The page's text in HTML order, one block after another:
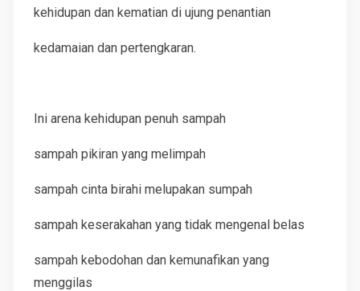
kehidupan dan kematian di ujung penantian
kedamaian dan pertengkaran.
Ini arena kehidupan penuh sampah
sampah pikiran yang melimpah
sampah cinta birahi melupakan sumpah
sampah keserakahan yang tidak mengenal belas
sampah kebodohan dan kemunafikan yang
menggilas